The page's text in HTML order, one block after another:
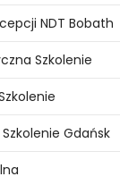
NDT Bobath
Szkolenie
Gdańsk